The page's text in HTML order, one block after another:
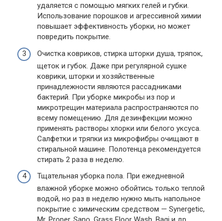
удаляется с помощью мягких гелей и губки.
Использование порошков и агрессивной химии
повышает эффективность уборки, но может
повредить покрытие.
Очистка ковриков, стирка шторки душа, тряпок,
щеток и губок. Даже при регулярной сушке
коврики, шторки и хозяйственные
принадлежности являются рассадниками
бактерий. При уборке микробы из пор и
микротрещин материала распространяются по
всему помещению. Для дезинфекции можно
применять растворы хлорки или белого уксуса.
Салфетки и тряпки из микрофибры очищают в
стиральной машине. Полотенца рекомендуется
стирать 2 раза в неделю.
Тщательная уборка пола. При ежедневной
влажной уборке можно обойтись только теплой
водой, но раз в неделю нужно мыть напольное
покрытие с химическим средством — Synergetic,